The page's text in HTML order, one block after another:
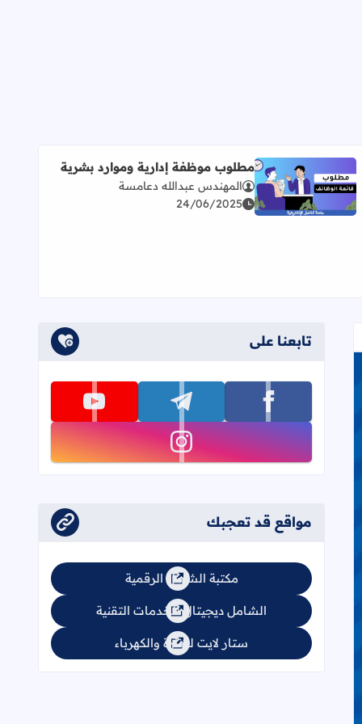
اقرأ المزيد عن مطلوب موظفة إدارية وموارد بشرية
مطلوب موظفة إدارية وموارد بشرية
المهندس عبدالله دعامسة
24/06/2025
تابعنا على
تابعنا على facebook تابعنا على telegram تابعنا على youtube
تابعنا على instagram
مواقع قد تعجبك
مكتبة الشامل الرقمية
الشامل ديجيتال للخدمات التقنية
ستار لايت للإنارة والكهرباء